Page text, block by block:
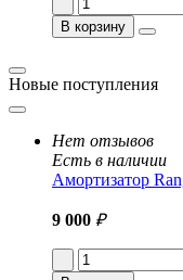
В корзину
Новые поступления
Нет отзывов
Есть в наличии
Амортизатор
9 000 ₽